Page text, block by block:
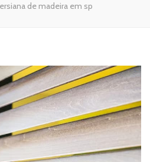
de madeira em sp